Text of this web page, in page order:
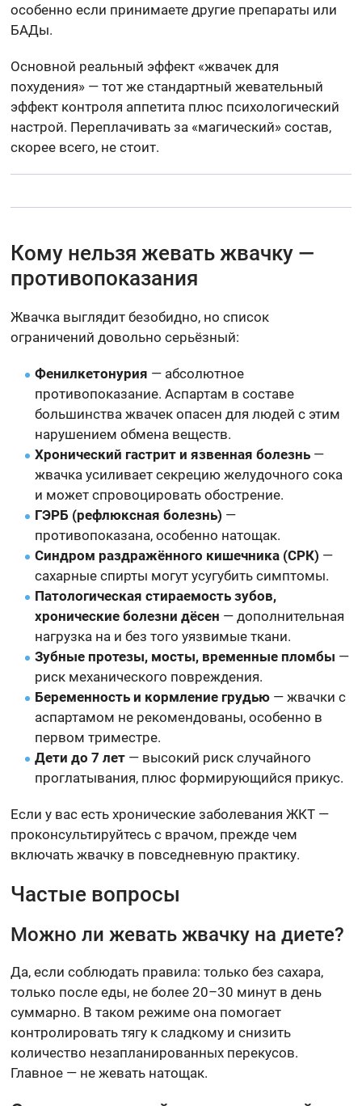
особенно если принимаете другие препараты или
БАДы.
Основной реальный эффект «жвачек для
похудения» — тот же стандартный жевательный
эффект контроля аппетита плюс психологический
настрой. Переплачивать за «магический» состав,
скорее всего, не стоит.
Кому нельзя жевать жвачку —
противопоказания
Жвачка выглядит безобидно, но список
ограничений довольно серьёзный:
Фенилкетонурия — абсолютное
противопоказание. Аспартам в составе
большинства жвачек опасен для людей с этим
нарушением обмена веществ.
Хронический гастрит и язвенная болезнь —
жвачка усиливает секрецию желудочного сока
и может спровоцировать обострение.
ГЭРБ (рефлюксная болезнь) —
противопоказана, особенно натощак.
Синдром раздражённого кишечника (СРК) —
сахарные спирты могут усугубить симптомы.
Патологическая стираемость зубов,
хронические болезни дёсен — дополнительная
нагрузка на и без того уязвимые ткани.
Зубные протезы, мосты, временные пломбы —
риск механического повреждения.
Беременность и кормление грудью — жвачки с
аспартамом не рекомендованы, особенно в
первом триместре.
Дети до 7 лет — высокий риск случайного
проглатывания, плюс формирующийся прикус.
Если у вас есть хронические заболевания ЖКТ —
проконсультируйтесь с врачом, прежде чем
включать жвачку в повседневную практику.
Частые вопросы
Можно ли жевать жвачку на диете?
Да, если соблюдать правила: только без сахара,
только после еды, не более 20–30 минут в день
суммарно. В таком режиме она помогает
контролировать тягу к сладкому и снизить
количество незапланированных перекусов.
Главное — не жевать натощак.